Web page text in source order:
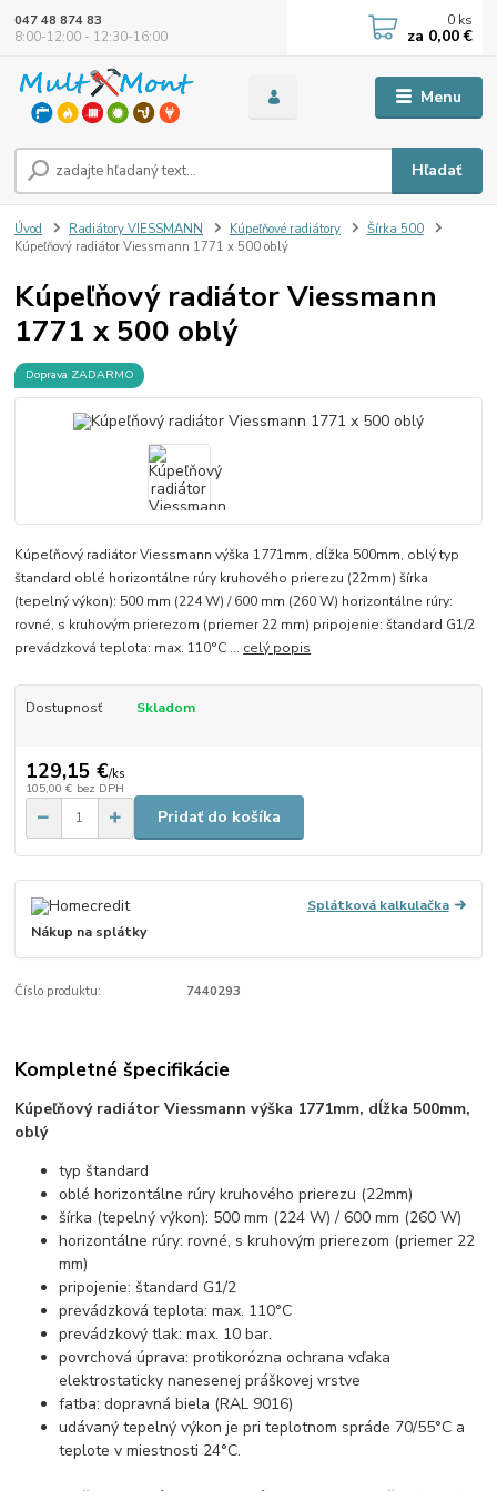
Menu
Hľadať
047 48 874 83
8:00-12:00 - 12:30-16:00
0 ks
za 0,00 €
Úvod Radiátory VIESSMANN Kúpeľňové radiátory
Šírka 500
Kúpeľňový radiátor Viessmann 1771 x 500 oblý
Kúpeľňový radiátor Viessmann
1771 x 500 oblý
Doprava ZADARMO
Kúpeľňový radiátor Viessmann výška 1771mm, dĺžka 500mm, oblý typ
štandard oblé horizontálne rúry kruhového prierezu (22mm) šírka
(tepelný výkon): 500 mm (224 W) / 600 mm (260 W) horizontálne rúry:
rovné, s kruhovým prierezom (priemer 22 mm) pripojenie: štandard G1/2
prevádzková teplota: max. 110°C ... celý popis
Dostupnosť Skladom
129,15 €/ks
105,00 € bez DPH
Pridať do košíka
Splátková kalkulačka
Nákup na splátky
Číslo produktu: 7440293
Kompletné špecifikácie
Kúpeľňový radiátor Viessmann výška 1771mm, dĺžka 500mm,
oblý
typ štandard
oblé horizontálne rúry kruhového prierezu (22mm)
šírka (tepelný výkon): 500 mm (224 W) / 600 mm (260 W)
horizontálne rúry: rovné, s kruhovým prierezom (priemer 22
mm)
pripojenie: štandard G1/2
prevádzková teplota: max. 110°C
prevádzkový tlak: max. 10 bar.
povrchová úprava: protikorózna ochrana vďaka
elektrostaticky nanesenej práškovej vrstve
fatba: dopravná biela (RAL 9016)
udávaný tepelný výkon je pri teplotnom spráde 70/55°C a
teplote v miestnosti 24°C.